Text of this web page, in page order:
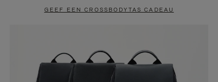
GEEF EEN CROSSBODYTAS CADEAU